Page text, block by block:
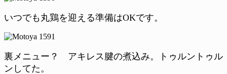
いつでも丸鶏を迎える準備はOKです。
裏メニュー？ アキレス腱の煮込み。トゥルントゥル
ンしてた。